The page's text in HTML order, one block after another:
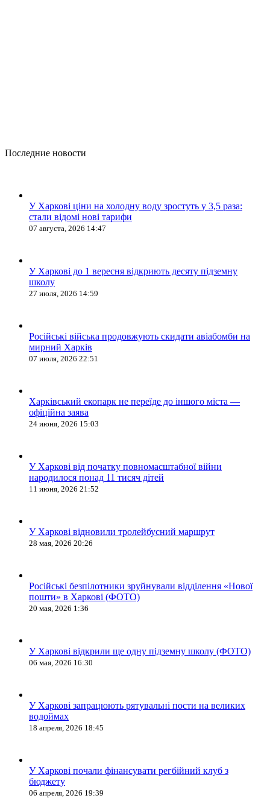
Последние новости
У Харкові ціни на холодну воду зростуть у 3,5 раза:
стали відомі нові тарифи
07 августа, 2026 14:47
У Харкові до 1 вересня відкриють десяту підземну
школу
27 июля, 2026 14:59
Російські війська продовжують скидати авіабомби на
мирний Харків
07 июля, 2026 22:51
Харківський екопарк не переїде до іншого міста —
офіційна заява
24 июня, 2026 15:03
У Харкові від початку повномасштабної війни
народилося понад 11 тисяч дітей
11 июня, 2026 21:52
У Харкові відновили тролейбусний маршрут
28 мая, 2026 20:26
Російські безпілотники зруйнували відділення «Нової
пошти» в Харкові (ФОТО)
20 мая, 2026 1:36
У Харкові відкрили ще одну підземну школу (ФОТО)
06 мая, 2026 16:30
У Харкові запрацюють рятувальні пости на великих
водоймах
18 апреля, 2026 18:45
У Харкові почали фінансувати регбійний клуб з
бюджету
06 апреля, 2026 19:39